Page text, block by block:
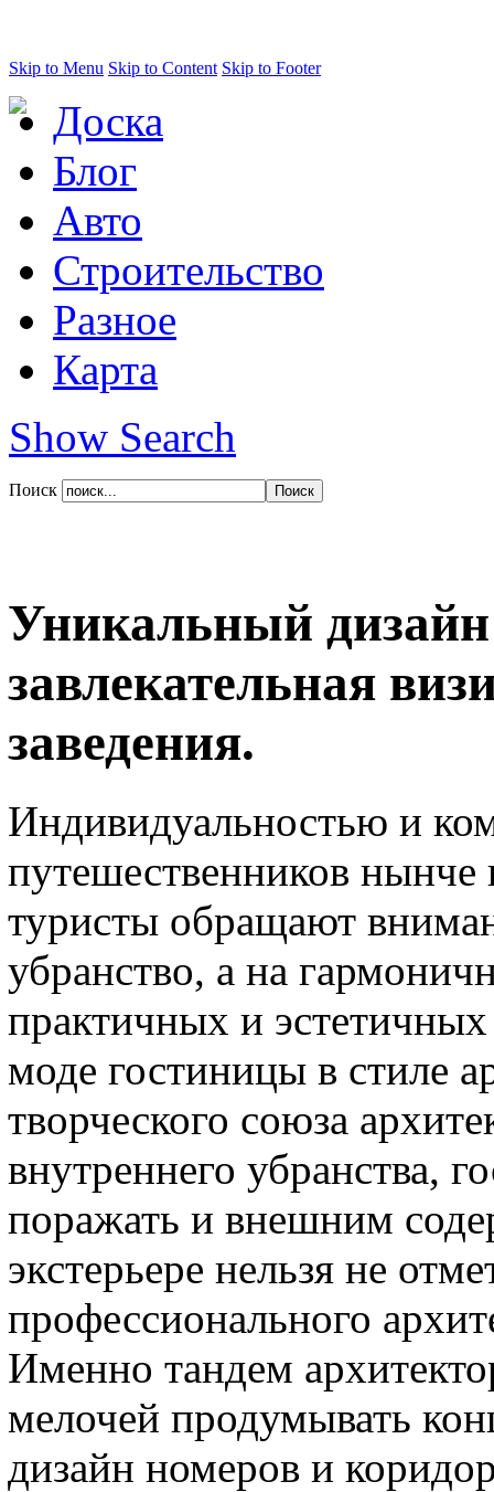
Skip to Menu Skip to Content Skip to Footer
Доска
Блог
Авто
Строительство
Разное
Карта
Show Search
Поиск
Уникальный дизайн
завлекательная
заведения.
Индивидуальностью и
путешественников
туристы обращают
убранство, а на
практичных и
моде гостиницы в стиле
творческого союза
внутреннего убранства,
поражать и внешним
экстерьере нельзя не
профессионального
Именно тандем
мелочей продумывать
дизайн номеров и